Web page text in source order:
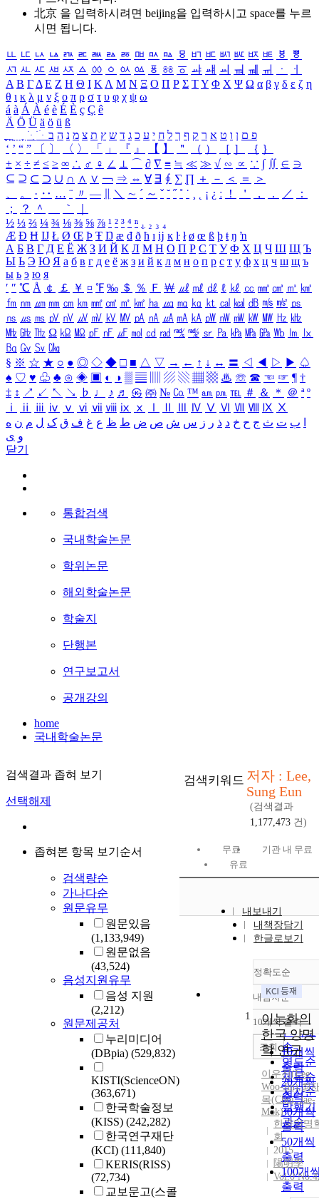
北京 을 입력하시려면 beijing을 입력하시고 space를 누르
시면 됩니다.
ㅥ ㅦ ㅧ ㅨ ㅩ ㅪ ㅫ ㅬ ㅭ ㅮ ㅯ ㅰ ㅱ ㅲ ㅳ ㅴ ㅵ ㅶ ㅷ ㅸ
ㅹ
ㅺ ㅻ ㅼ ㅽ ㅾ ㅿ ㆀ ㆁ ㆂ ㆃ ㆄ ㆅ ㆆ ㆇ ㆈ ㆉ ㆊ ㆋ ㆌ ㆍ
ㆎ
Α Β ΓΔ Ε Ζ Η Θ Ι ΚΛ Μ Ν Ξ Ο Π Ρ Σ ΤΥ Φ Χ Ψ Ω α β γ δ ε ζ η
θ ι κ λ μ ν ξ ο π ρ σ τ υ φ χ ψ ω
á à Á À é è É È ç Ç ê
Ä Ö Ü ä ö ü ß
ִֶֹ ֻּ ׁׂ פ ם ן ו ט א ר ק ף ך ל ח י ע כ ג ד ש ץ ת צ מ נ ה ב
‘ ’ “ ” 〔 〕 〈 〉 「 」 『 』 【 】 ＂ （ ） ［ ］ ｛ ｝
± × ÷ ≠ ≤ ≥ ∞ ∴ ♂ ♀ ∠ ⊥ ⌒ ∂ ∇ ≡ ≒ ≪ ≫ √ ∽ ∝ ∵ ∫ ∬ ∈ ∋
⊆ ⊇ ⊂ ⊃ ∪ ∩ ∧ ∨ ￢ ⇒ ⇔ ∀ ∃ ∮ ∑ ∏ ＋ － ＜ ＝
＞
、
。 · ‥ … ¨ 〃 ― ＼ ∼ ´ ～ ˇ ˘ ˝ ˚ ˙ ¸ ¡ ¿ ː ！ ＇ ， ． ／
：
；
？ ＾ ｀
½ ⅓ ⅔ ¼ ¾ ⅛ ⅜ ⅝ ⅞ ¹ ² ³ ⁴ ⁿ ₁ ₂ ₃ ₄
Æ Ð Ħ Ĳ Ł Ø Œ Þ Ŧ Ŋ æ đ ð ħ ı ĳ ĸ ŀ ł ø œ ß þ ŧ ŋ ŉ
А Б В Г Д Е Ё Ж З И Й К Л М Н О П Р С Т У Ф Х Ц Ч Ш Щ Ъ
Ы Ь Э Ю Я а б в г д е ё ж з и й к л м н о п р с т у ф х ц ч ш щ ъ
ы ь э ю я
′ ″ ℃ Å ￠ ￡ ￥ ¤ ℉ ‰ ＄ ％ Ｆ ￦ ㎕ ㎖ ㎗ ℓ ㎘ ㏄ ㎣ ㎤ ㎥ ㎦
㎙ ㎚ ㎛ ㎜ ㎝ ㎞ ㎟ ㎠ ㎡ ㎢ ㏊ ㎍ ㎎ ㎏ ㏏ ㎈ ㎉ ㏈ ㎧ ㎨ ㎰
㎱ ㎲ ㎳ ㎴ ㎵ ㎶ ㎷ ㎸ ㎹ ㎀ ㎁ ㎂ ㎃ ㎄ ㎺ ㎻ ㎽ ㎾ ㎿ ㎐ ㎑
㎒ ㎓ ㎔ Ω ㏀ ㏁ ㎊ ㎋ ㎌ ㏖ ㏅ ㎭ ㎮ ㎯ ㏛ ㎩ ㎪ ㎫ ㎬ ㏝ ㏐
㏓
㏃ ㏉ ㏜ ㏆
§ ※ ☆ ★ ○ ● ◎ ◇ ◆ □ ■ △ ▽ → ← ↑ ↓ ↔ 〓 ◁ ◀ ▷ ▶ ♤
♠ ♡ ♥ ♧ ♣ ⊙ ◈ ▣ ◐ ◑ ▒ ▤ ▨ ▧ ▦ ▩ ♨ ☏ ☎ ☜ ☞ ¶ †
‡ ↕ ↗ ↙ ↖ ↘ ♭ ♩ ♪ ♬ ㉿ ㈜ № ㏇ ™ ㏂ ㏘ ℡ ＃ ＆ ＊ ＠ ª º
ⅰ
ⅱ ⅲ ⅳ ⅴ ⅵ ⅶ ⅷ ⅸ ⅹ Ⅳ Ⅴ Ⅵ Ⅶ Ⅷ Ⅸ Ⅹ
ب ت ث ج ح خ د ذ ر ز س ش ص ض ط ظ ع غ ف ق ک ل م ن ه
و ی
닫기
통합검색
국내학술논문
학위논문
해외학술논문
학술지
단행본
연구보고서
공개강의
home
국내학술논문
검색결과 좁혀 보기
선택해제
좁혀본 항목 보기순서
검색량순
가나다순
원문유무
원문있음
(1,133,949)
원문없음
(43,524)
음성지원유무
음성 지원
(2,212)
원문제공처
누리미디어
(DBpia) (529,832)
KISTI(ScienceON)
(363,671)
한국학술정보
(KISS) (242,282)
한국연구재단
(KCI) (111,840)
KERIS(RISS)
(72,734)
교보문고(스콜
검색키워드 저자 : Lee,
Sung Eun
(검색결과
1,177,473 건)
무료
기관 내 무료
유료
내보내기
내책장담기
한글로보기
정확도순
정확도
순
인기도
순
연도순
제목순
저자순
발행기
관순
내림차순
내림차
10개씩 출력
10개씩
출력
20개씩
출력
30개씩
출력
50개씩
출력
100개
출력
조회
1
이능화의
한국 양명
학 연구
이우진(Lee,
Woo-Jin),최
목(Choi, Jae-
Mok)
한국양명
회
2015
陽明學
Vol.0